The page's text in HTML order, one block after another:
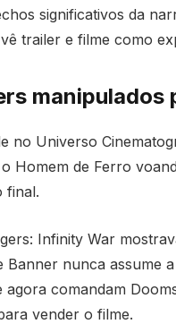
significativos da
trailer e filme como
manipulados
no Universo
Homem de Ferro
final.
Infinity War
nunca assume
comandam
vender o filme.